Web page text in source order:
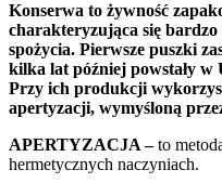
Konserwa to żywność
charakteryzująca się
spożycia. Pierwsze puszki
kilka lat później powstały w
Przy ich produkcji
apertyzacji, wymyśloną
APERTYZACJA –to
hermetycznych naczyniach.